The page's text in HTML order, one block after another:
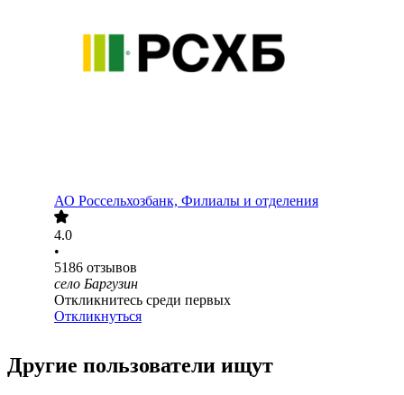
АО Россельхозбанк, Филиалы и отделения
4.0
•
5186 отзывов
село Баргузин
Откликнитесь среди первых
Откликнуться
Другие пользователи ищут